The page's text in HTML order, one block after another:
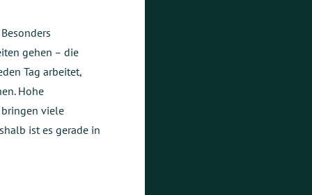
gehen – die
Tag arbeitet,
Hohe
viele
ist es gerade in